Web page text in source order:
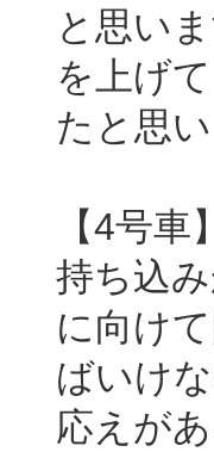
と思い
を上げ
たと思い
【4号車】
持ち込
に向け
ばいけ
応えが